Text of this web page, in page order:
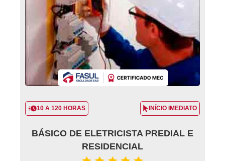
10 A 120 HORAS INÍCIO IMEDIATO
BÁSICO DE ELETRICISTA PREDIAL E
RESIDENCIAL